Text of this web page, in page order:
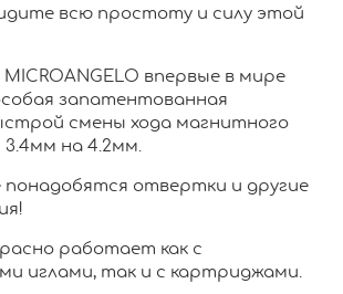
всю простоту и силу этой
впервые в мире
запатентованная
смены хода магнитного
3.4мм на 4.2мм.
понадобятся отвертки и другие
работает как с
иглами, так и с картриджами.